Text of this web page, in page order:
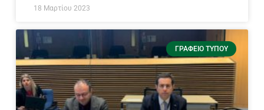
18 Μαρτίου 2023
ΓΡΑΦΕΊΟ ΤΎΠΟΥ